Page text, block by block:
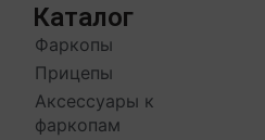
Каталог
Фаркопы
Прицепы
Аксессуары к
фаркопам